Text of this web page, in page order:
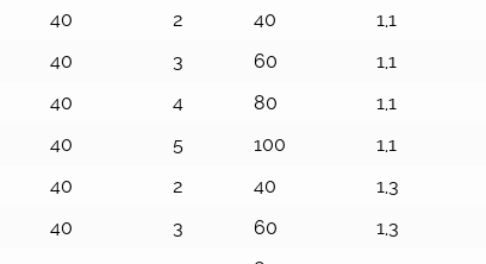
40 2 40 1,1
40 3 60 1,1
40 4 80 1,1
40 5 100 1,1
40 2 40 1,3
40 3 60 1,3